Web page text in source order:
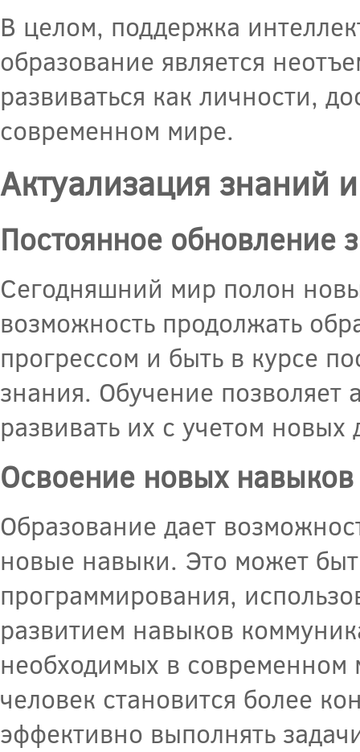
В целом, поддержка
образование является
развиваться как личности,
современном мире.
Актуализация знаний
Постоянное обновление
Сегодняшний мир полон
возможность продолжать
прогрессом и быть в курсе
знания. Обучение
развивать их с учетом
Освоение новых навыков
Образование дает
новые навыки. Это может
программирования,
развитием навыков
необходимых в
человек становится более
эффективно выполнять